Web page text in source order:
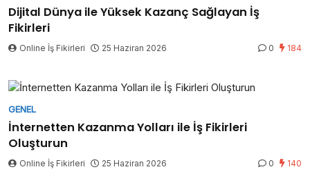
Dijital Dünya ile Yüksek Kazanç Sağlayan İş
Fikirleri
Online İş Fikirleri 25 Haziran 2026 0 184
GENEL
İnternetten Kazanma Yolları ile İş Fikirleri
Oluşturun
Online İş Fikirleri 25 Haziran 2026 0 140